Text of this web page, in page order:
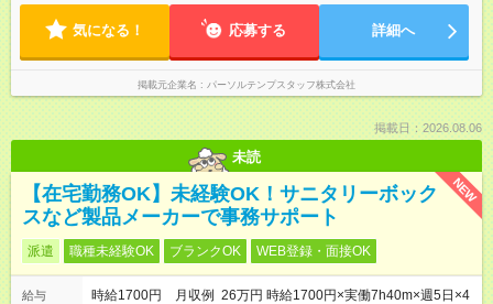
気になる！ 応募する 詳細へ
掲載元企業名 パーソルテンプスタッフ株式会社
掲載日：2026.08.06
未読
NEW
【在宅勤務OK】未経験OK！サニタリーボック
スなど製品メーカーで事務サポート
派遣 職種未経験OK ブランクOK WEB登録・面接OK
給与
時給1700円 月収例 26万円 時給1700円×実働7h40m×週5日×4